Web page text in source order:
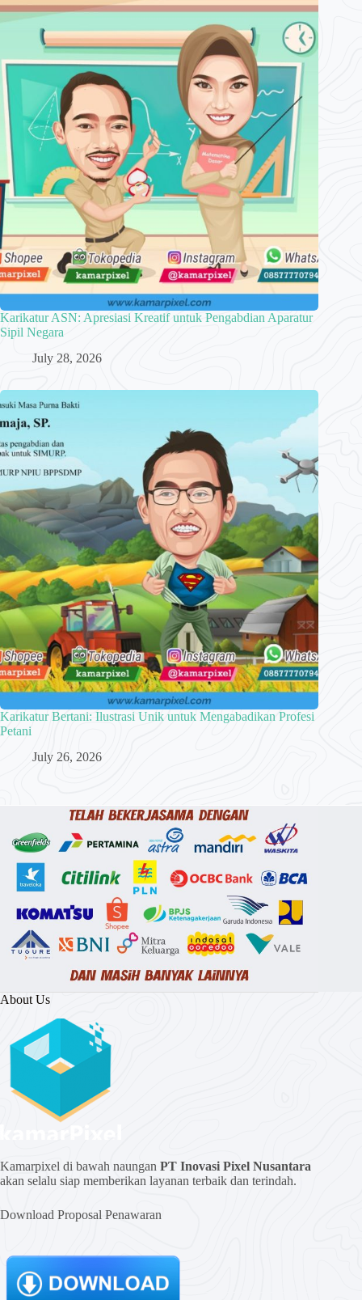
Karikatur ASN: Apresiasi Kreatif untuk Pengabdian Aparatur
Sipil Negara
July 28, 2026
Karikatur Bertani: Ilustrasi Unik untuk Mengabadikan Profesi
Petani
July 26, 2026
About Us
Kamarpixel di bawah naungan PT Inovasi Pixel Nusantara
akan selalu siap memberikan layanan terbaik dan terindah.
Download Proposal Penawaran